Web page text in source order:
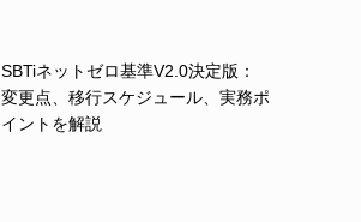
SBTiネットゼロ基準V2.0決定版：
変更点、移行スケジュール、実務ポ
イントを解説